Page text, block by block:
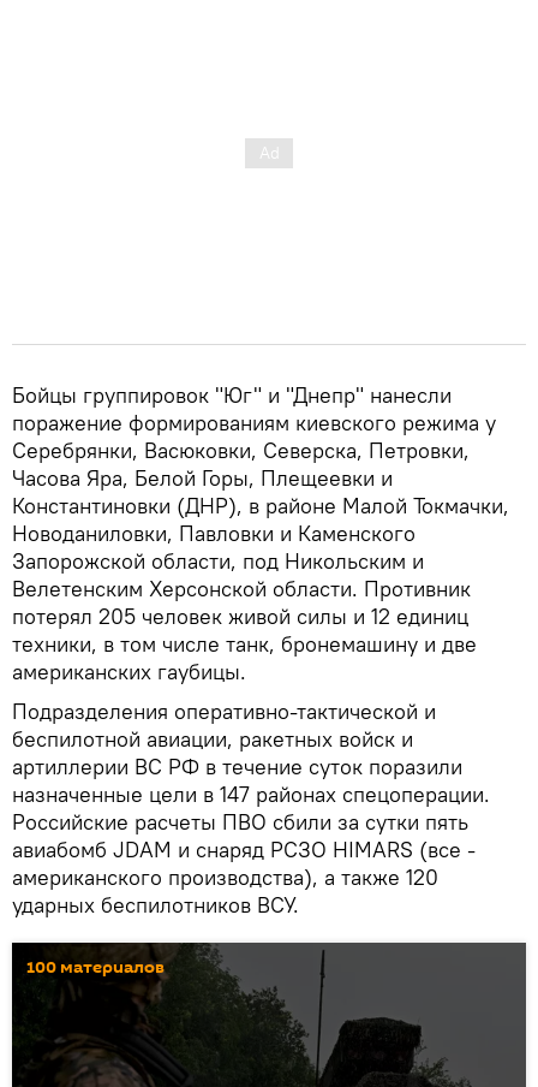
Бойцы группировок "Юг" и "Днепр" нанесли
поражение формированиям киевского режима у
Серебрянки, Васюковки, Северска, Петровки,
Часова Яра, Белой Горы, Плещеевки и
Константиновки (ДНР), в районе Малой Токмачки,
Новоданиловки, Павловки и Каменского
Запорожской области, под Никольским и
Велетенским Херсонской области. Противник
потерял 205 человек живой силы и 12 единиц
техники, в том числе танк, бронемашину и две
американских гаубицы.
Подразделения оперативно-тактической и
беспилотной авиации, ракетных войск и
артиллерии ВС РФ в течение суток поразили
назначенные цели в 147 районах спецоперации.
Российские расчеты ПВО сбили за сутки пять
авиабомб JDAM и снаряд РСЗО HIMARS (все -
американского производства), а также 120
ударных беспилотников ВСУ.
100 материалов